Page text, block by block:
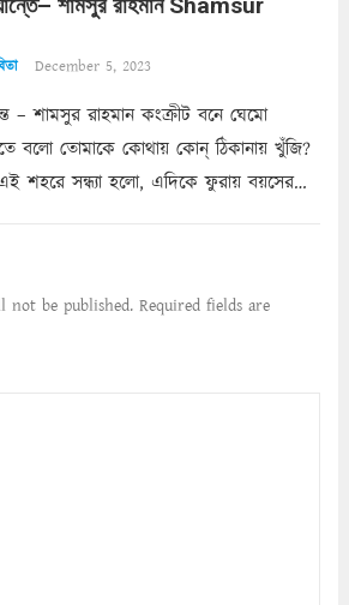
December 5, 2023
– শামসুর রাহমান কংক্রীট বনে ঘেমো
বলো তোমাকে কোথায় কোন্‌ ঠিকানায় খুঁজি?
শহরে সন্ধ্যা হলো, এদিকে ফুরায় বয়সের
শরীরে সখ্য গড়ে, তোমার গহন ঊর্মিল যৌবন
not be published. Required fields are